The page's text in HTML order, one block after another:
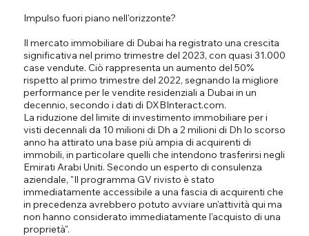
Impulso fuori piano nell'orizzonte?
Il mercato immobiliare di Dubai ha registrato una crescita
significativa nel primo trimestre del 2023, con quasi 31.000
case vendute. Ciò rappresenta un aumento del 50%
rispetto al primo trimestre del 2022, segnando la migliore
performance per le vendite residenziali a Dubai in un
decennio, secondo i dati di DXBInteract.com.
La riduzione del limite di investimento immobiliare per i
visti decennali da 10 milioni di Dh a 2 milioni di Dh lo scorso
anno ha attirato una base più ampia di acquirenti di
immobili, in particolare quelli che intendono trasferirsi negli
Emirati Arabi Uniti. Secondo un esperto di consulenza
aziendale, "Il programma GV rivisto è stato
immediatamente accessibile a una fascia di acquirenti che
in precedenza avrebbero potuto avviare un'attività qui ma
non hanno considerato immediatamente l'acquisto di una
proprietà".